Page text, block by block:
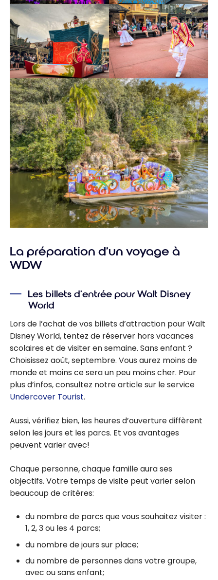
La préparation d’un voyage à
WDW
Les billets d’entrée pour Walt Disney
World
Lors de l’achat de vos billets d’attraction pour Walt
Disney World, tentez de réserver hors vacances
scolaires et de visiter en semaine. Sans enfant ?
Choisissez août, septembre. Vous aurez moins de
monde et moins ce sera un peu moins cher. Pour
plus d’infos, consultez notre article sur le service
Undercover Tourist.
Aussi, vérifiez bien, les heures d’ouverture diffèrent
selon les jours et les parcs. Et vos avantages
peuvent varier avec!
Chaque personne, chaque famille aura ses
objectifs. Votre temps de visite peut varier selon
beaucoup de critères:
du nombre de parcs que vous souhaitez visiter :
1, 2, 3 ou les 4 parcs;
du nombre de jours sur place;
du nombre de personnes dans votre groupe,
avec ou sans enfant;